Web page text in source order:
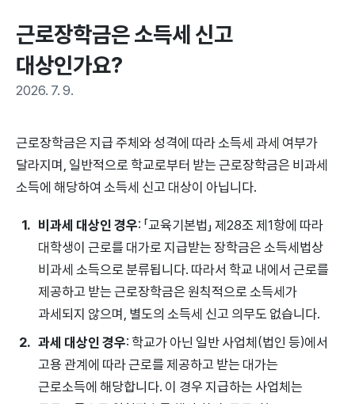
근로장학금은 소득세 신고
대상인가요?
2026. 7. 9.
근로장학금은 지급 주체와 성격에 따라 소득세 과세 여부가
달라지며, 일반적으로 학교로부터 받는 근로장학금은 비과세
소득에 해당하여 소득세 신고 대상이 아닙니다.
비과세 대상인 경우: 「교육기본법」 제28조 제1항에 따라
대학생이 근로를 대가로 지급받는 장학금은 소득세법상
비과세 소득으로 분류됩니다. 따라서 학교 내에서 근로를
제공하고 받는 근로장학금은 원칙적으로 소득세가
과세되지 않으며, 별도의 소득세 신고 의무도 없습니다.
과세 대상인 경우: 학교가 아닌 일반 사업체(법인 등)에서
고용 관계에 따라 근로를 제공하고 받는 대가는
근로소득에 해당합니다. 이 경우 지급하는 사업체는